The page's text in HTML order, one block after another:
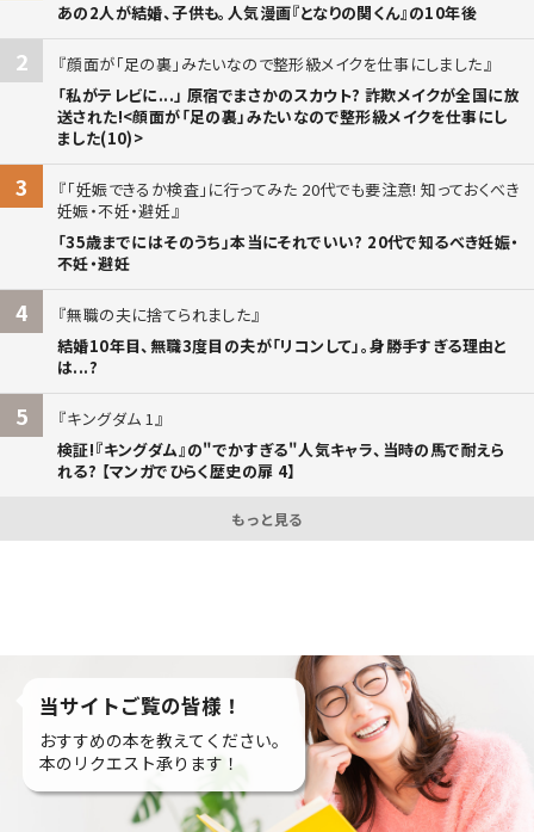
あの2人が結婚、子供も。人気漫画『となりの関くん』の10年後
2
顔面が「足の裏」みたいなので整形級メイクを仕事にしました
「私がテレビに...」 原宿でまさかのスカウト? 詐欺メイクが全国に放
送された!<顔面が「足の裏」みたいなので整形級メイクを仕事にし
ました(10)>
3
「妊娠できるか検査」に行ってみた 20代でも要注意! 知っておくべき
妊娠・不妊・避妊
「35歳までにはそのうち」本当にそれでいい? 20代で知るべき妊娠・
不妊・避妊
4
無職の夫に捨てられました
結婚10年目、無職3度目の夫が「リコンして」。身勝手すぎる理由と
は...?
5
キングダム 1
検証!『キングダム』の"でかすぎる"人気キャラ、当時の馬で耐えら
れる? 【マンガでひらく歴史の扉 4】
もっと見る
当サイトご覧の皆様！
おすすめの本を教えてください。
本のリクエスト承ります！